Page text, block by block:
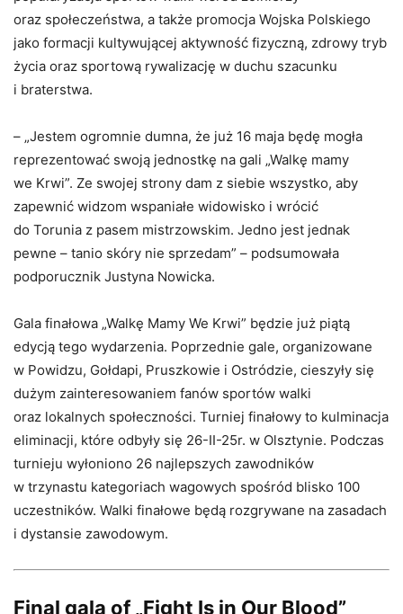
oraz społeczeństwa, a także promocja Wojska Polskiego
jako formacji kultywującej aktywność fizyczną, zdrowy tryb
życia oraz sportową rywalizację w duchu szacunku
i braterstwa.
– „Jestem ogromnie dumna, że już 16 maja będę mogła
reprezentować swoją jednostkę na gali „Walkę mamy
we Krwi”. Ze swojej strony dam z siebie wszystko, aby
zapewnić widzom wspaniałe widowisko i wrócić
do Torunia z pasem mistrzowskim. Jedno jest jednak
pewne – tanio skóry nie sprzedam” – podsumowała
podporucznik Justyna Nowicka.
Gala finałowa „Walkę Mamy We Krwi” będzie już piątą
edycją tego wydarzenia. Poprzednie gale, organizowane
w Powidzu, Gołdapi, Pruszkowie i Ostródzie, cieszyły się
dużym zainteresowaniem fanów sportów walki
oraz lokalnych społeczności. Turniej finałowy to kulminacja
eliminacji, które odbyły się 26-II-25r. w Olsztynie. Podczas
turnieju wyłoniono 26 najlepszych zawodników
w trzynastu kategoriach wagowych spośród blisko 100
uczestników. Walki finałowe będą rozgrywane na zasadach
i dystansie zawodowym.
Final gala of „Fight Is in Our Blood”